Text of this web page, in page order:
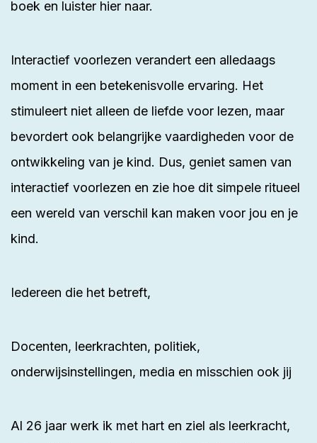
boek en luister hier naar.
Interactief voorlezen verandert een alledaags
moment in een betekenisvolle ervaring. Het
stimuleert niet alleen de liefde voor lezen, maar
bevordert ook belangrijke vaardigheden voor de
ontwikkeling van je kind. Dus, geniet samen van
interactief voorlezen en zie hoe dit simpele ritueel
een wereld van verschil kan maken voor jou en je
kind.
Iedereen die het betreft,
Docenten, leerkrachten, politiek,
onderwijsinstellingen, media en misschien ook jij
Al 26 jaar werk ik met hart en ziel als leerkracht,